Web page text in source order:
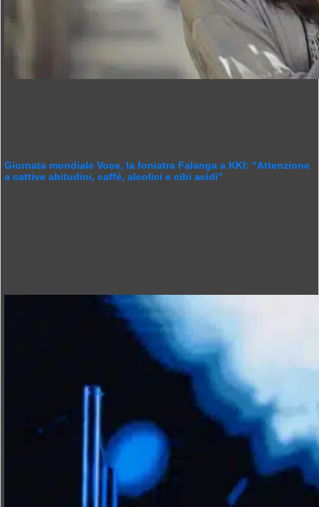
Giornata mondiale Voce, la foniatra Falanga a KKI: “Attenzione
a cattive abitudini, caffè, alcolici e cibi acidi”